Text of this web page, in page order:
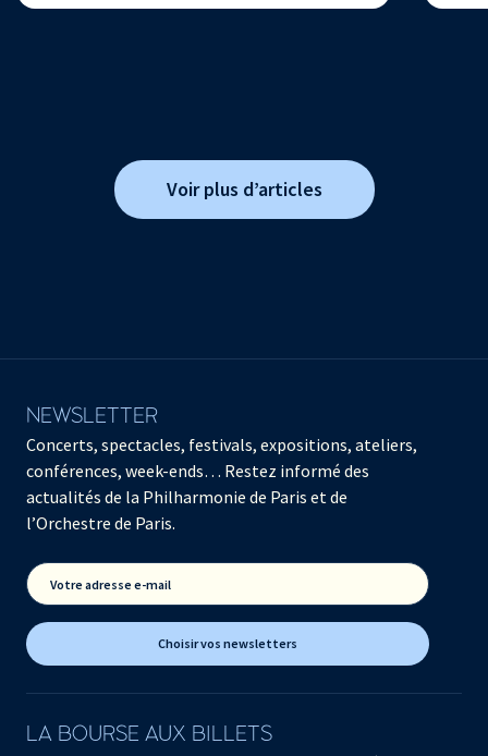
Voir plus d’articles
NEWSLETTER
Concerts, spectacles, festivals, expositions, ateliers,
conférences, week-ends… Restez informé des
actualités de la Philharmonie de Paris et de
l’Orchestre de Paris.
Votre adresse e-mail
Choisir vos newsletters
LA BOURSE AUX BILLETS